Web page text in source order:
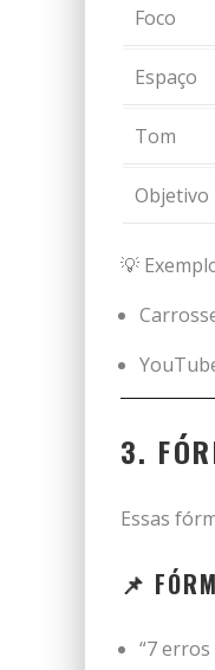
Foco
Espaço
Tom
Objetivo
💡
3.
Essas
📌
“7